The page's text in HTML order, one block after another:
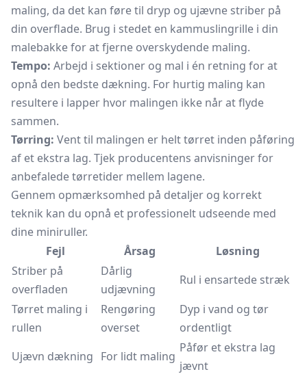
maling, da det kan føre til dryp og ujævne striber på
din overflade. Brug i stedet en kammuslingrille i din
malebakke for at fjerne overskydende maling.
Tempo: Arbejd i sektioner og mal i én retning for at
opnå den bedste dækning. For hurtig maling kan
resultere i lapper hvor malingen ikke når at flyde
sammen.
Tørring: Vent til malingen er helt tørret inden påføring
af et ekstra lag. Tjek producentens anvisninger for
anbefalede tørretider mellem lagene.
Gennem opmærksomhed på detaljer og korrekt
teknik kan du opnå et professionelt udseende med
dine miniruller.
Fejl
Årsag
Løsning
Striber på
overfladen
Dårlig
udjævning
Rul i ensartede stræk
Tørret maling i
rullen
Rengøring
overset
Dyp i vand og tør
ordentligt
Ujævn dækning For lidt maling
Påfør et ekstra lag
jævnt